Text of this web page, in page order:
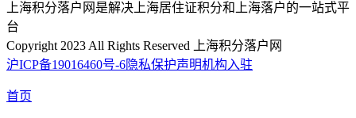
上海积分落户网是解决上海居住证积分和上海落户的一站式平
台
Copyright 2023 All Rights Reserved 上海积分落户网
沪ICP备19016460号-6隐私保护声明机构入驻
首页